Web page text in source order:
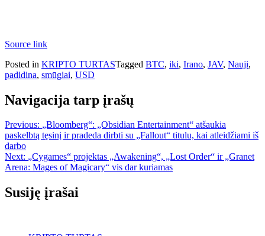
Source link
Posted in KRIPTO TURTASTagged BTC, iki, Irano, JAV, Nauji,
padidina, smūgiai, USD
Navigacija tarp įrašų
Previous: „Bloomberg“: „Obsidian Entertainment“ atšaukia
paskelbtą tęsinį ir pradeda dirbti su „Fallout“ titulu, kai atleidžiami iš
darbo
Next: „Cygames“ projektas „Awakening“, „Lost Order“ ir „Granet
Arena: Mages of Magicary“ vis dar kuriamas
Susiję įrašai